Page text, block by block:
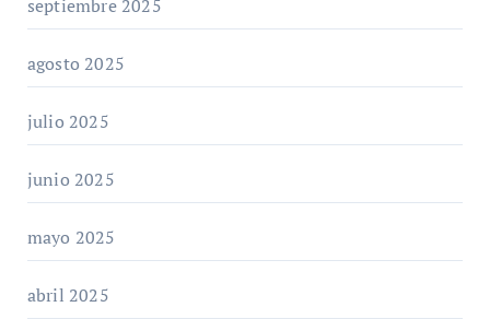
septiembre 2025
agosto 2025
julio 2025
junio 2025
mayo 2025
abril 2025